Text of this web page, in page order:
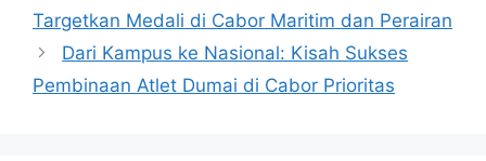
Targetkan Medali di Cabor Maritim dan Perairan
Dari Kampus ke Nasional: Kisah Sukses
Pembinaan Atlet Dumai di Cabor Prioritas